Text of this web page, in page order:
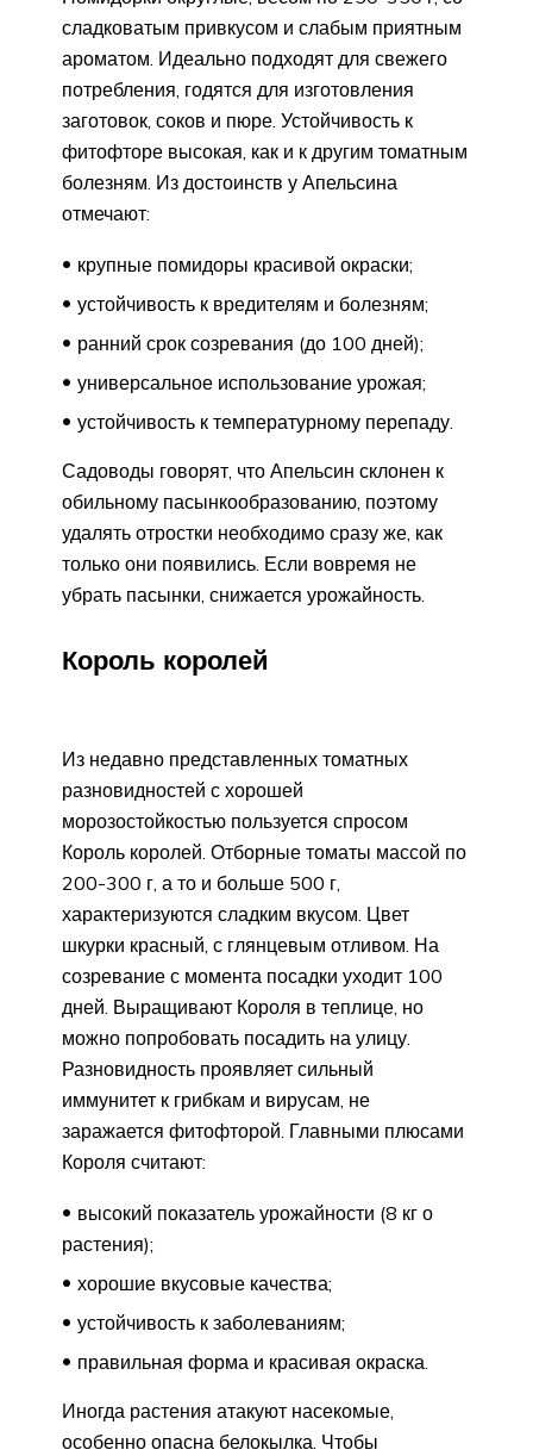
сладковатым привкусом и слабым приятным
ароматом. Идеально подходят для свежего
потребления, годятся для изготовления
заготовок, соков и пюре. Устойчивость к
фитофторе высокая, как и к другим томатным
болезням. Из достоинств у Апельсина
отмечают:
крупные помидоры красивой окраски;
устойчивость к вредителям и болезням;
ранний срок созревания (до 100 дней);
универсальное использование урожая;
устойчивость к температурному перепаду.
Садоводы говорят, что Апельсин склонен к
обильному пасынкообразованию, поэтому
удалять отростки необходимо сразу же, как
только они появились. Если вовремя не
убрать пасынки, снижается урожайность.
Король королей
Из недавно представленных томатных
разновидностей с хорошей
морозостойкостью пользуется спросом
Король королей. Отборные томаты массой по
200-300 г, а то и больше 500 г,
характеризуются сладким вкусом. Цвет
шкурки красный, с глянцевым отливом. На
созревание с момента посадки уходит 100
дней. Выращивают Короля в теплице, но
можно попробовать посадить на улицу.
Разновидность проявляет сильный
иммунитет к грибкам и вирусам, не
заражается фитофторой. Главными плюсами
Короля считают:
высокий показатель урожайности (8 кг о
растения);
хорошие вкусовые качества;
устойчивость к заболеваниям;
правильная форма и красивая окраска.
Иногда растения атакуют насекомые,
особенно опасна белокылка. Чтобы